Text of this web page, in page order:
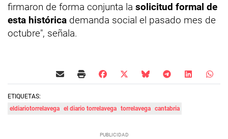
firmaron de forma conjunta la solicitud formal de
esta histórica demanda social el pasado mes de
octubre", señala.
ETIQUETAS:
eldiariotorrelavega el diario torrelavega torrelavega cantabria